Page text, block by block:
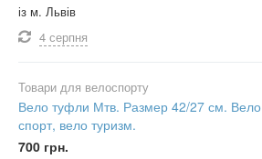
із м. Львів
4 серпня
Товари для велоспорту
Вело туфли Мтв. Размер 42/27 см. Вело
спорт, вело туризм.
700 грн.